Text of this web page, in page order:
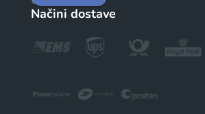
Načini dostave